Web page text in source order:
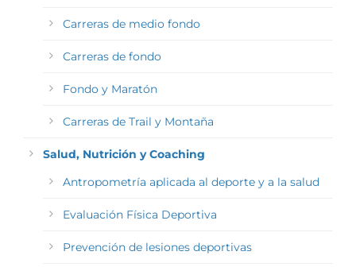
Carreras de medio fondo
Carreras de fondo
Fondo y Maratón
Carreras de Trail y Montaña
Salud, Nutrición y Coaching
Antropometría aplicada al deporte y a la salud
Evaluación Física Deportiva
Prevención de lesiones deportivas